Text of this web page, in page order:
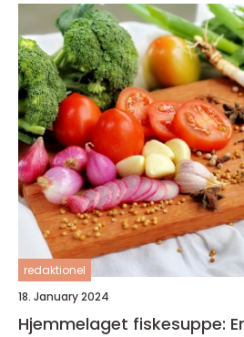
redaktionel
18. January 2024
Hjemmelaget fiskesuppe: